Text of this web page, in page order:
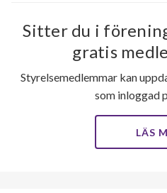
Sitter du i
gratis
Styrelsemedlemmar kan
som inloggad
LÄS